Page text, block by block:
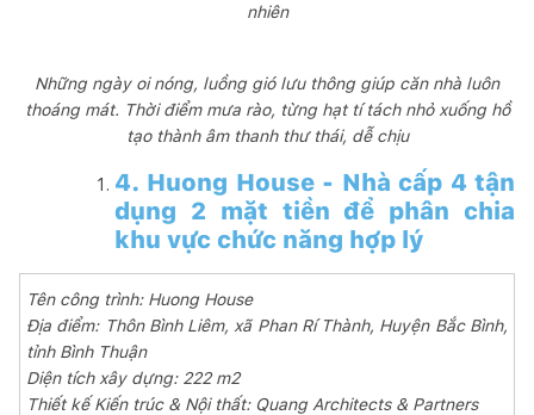
nhiên
Những ngày oi nóng, luồng gió lưu thông giúp căn nhà luôn
thoáng mát. Thời điểm mưa rào, từng hạt tí tách nhỏ xuống hồ
tạo thành âm thanh thư thái, dễ chịu
4. Huong House - Nhà cấp 4 tận
dụng 2 mặt tiền để phân chia
khu vực chức năng hợp lý
Tên công trình: Huong House
Địa điểm: Thôn Bình Liêm, xã Phan Rí Thành, Huyện Bắc Bình,
tỉnh Bình Thuận
Diện tích xây dựng: 222 m2
Thiết kế Kiến trúc & Nội thất: Quang Architects & Partners